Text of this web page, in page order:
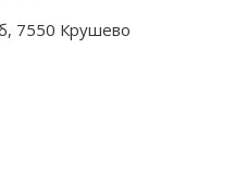
7550 Крушево